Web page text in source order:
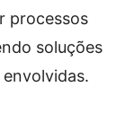
processos
soluções